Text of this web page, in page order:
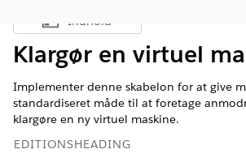
Vis indholdsfortegnelse
Indhold
Klargør en virtuel
Implementer denne skabelon for at give
standardiseret måde til at foretage
klargøre en ny virtuel maskine.
EDITIONSHEADING